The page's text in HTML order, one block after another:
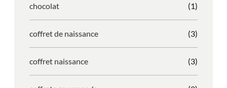
chocolat (1)
coffret de naissance (3)
coffret naissance (3)